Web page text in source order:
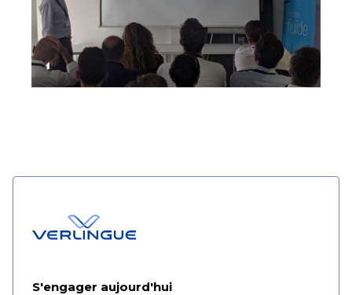
S'engager aujourd'hui